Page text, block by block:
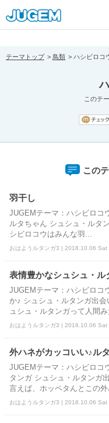
[pear_error:
prefix="" info=""]
テーマトップ 鳥類 ハシビロコ
このテ
この
羽干し
JUGEMテーマ：ハシビロ
ルタちゃん シュシュ・ル
シビロコウはみんな羽...
おはようルタンガ3 | 2018.10.06 Sat
表情豊かなシュシュ・ル
JUGEMテーマ：ハシビロ
か♪ シュシュ・ルタンガ出
ュシュ・ルタンガって人間み
おはようルタンガ3 | 2018.10.06 Sat
外ハネがカッコいい♪ル
JUGEMテーマ：ハシビロ
タンガ シュシュ・ルタン
言えば、ホッペタんとこの外
おはようルタンガ3 | 2018.10.06 Sat